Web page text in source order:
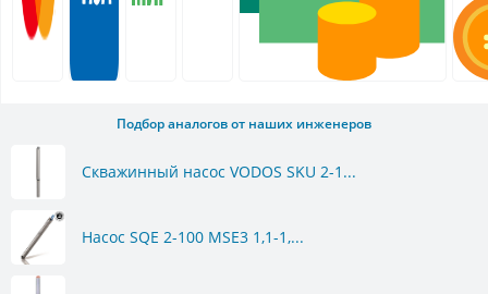
Подбор аналогов от наших инженеров
Скважинный насос VODOS SKU 2-1...
Насос SQE 2-100 MSE3 1,1-1,...